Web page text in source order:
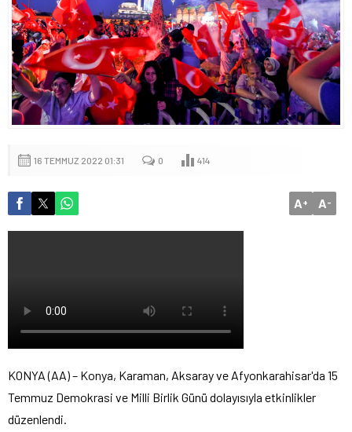
16 TEMMUZ 2022 01:31 0 414
A+ A-
KONYA (AA) – Konya, Karaman, Aksaray ve Afyonkarahisar'da 15
Temmuz Demokrasi ve Milli Birlik Günü dolayısıyla etkinlikler
düzenlendi.